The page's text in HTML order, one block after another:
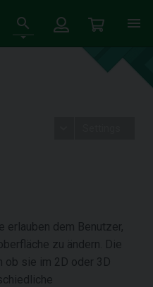
erlauben dem Benutzer,
zu ändern. Die
ob sie im 2D oder 3D